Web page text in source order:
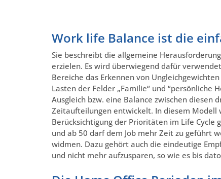
Work life Balance ist die
Sie beschreibt die allgemeine
erzielen. Es wird überwiegend dafür
Bereiche das Erkennen von
Lasten der Felder „Familie“ und “persönliche
Ausgleich bzw. eine Balance zwischen diesen
Zeitaufteilungen entwickelt. In diesem
Berücksichtigung der Prioritäten im Life
und ab 50 darf dem Job mehr Zeit zu geführt
widmen. Dazu gehört auch die eindeutige
und nicht mehr aufzusparen, so wie es bis